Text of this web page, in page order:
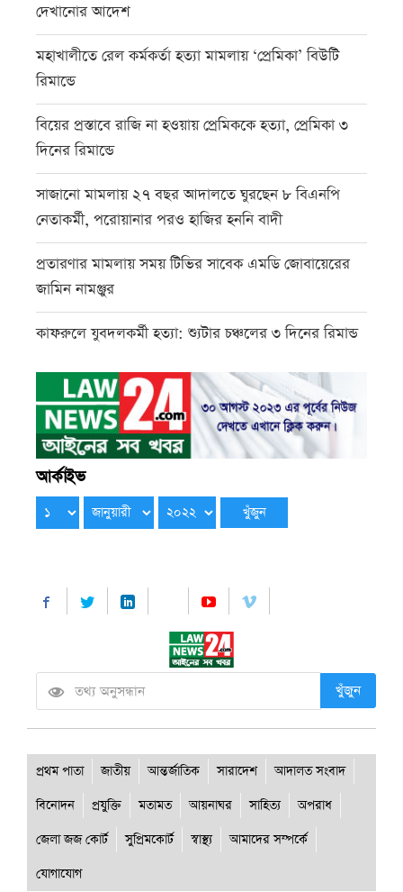
দেখানোর আদেশ
মহাখালীতে রেল কর্মকর্তা হত্যা মামলায় ‘প্রেমিকা’ বিউটি
রিমান্ডে
বিয়ের প্রস্তাবে রাজি না হওয়ায় প্রেমিককে হত্যা, প্রেমিকা ৩
দিনের রিমান্ডে
সাজানো মামলায় ২৭ বছর আদালতে ঘুরছেন ৮ বিএনপি
নেতাকর্মী, পরোয়ানার পরও হাজির হননি বাদী
প্রতারণার মামলায় সময় টিভির সাবেক এমডি জোবায়েরের
জামিন নামঞ্জুর
কাফরুলে যুবদলকর্মী হত্যা: শ্যুটার চঞ্চলের ৩ দিনের রিমান্ড
আর্কাইভ
খুঁজুন
প্রথম পাতা জাতীয় আন্তর্জাতিক সারাদেশ
আদালত সংবাদ
বিনোদন
প্রযুক্তি মতামত আয়নাঘর সাহিত্য
অপরাধ
জেলা জজ কোর্ট
সুপ্রিমকোর্ট স্বাস্থ্য
আমাদের সম্পর্কে
যোগাযোগ